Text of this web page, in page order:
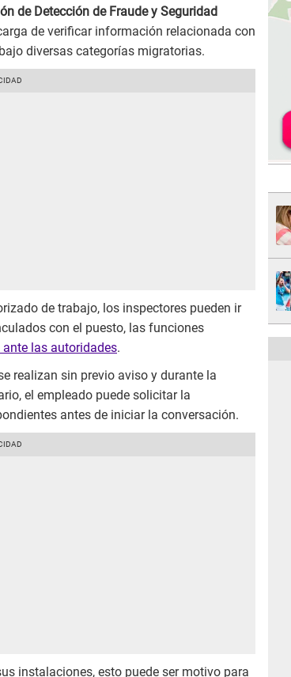
de Detección de Fraude y Seguridad
de verificar información relacionada con
diversas categorías migratorias.
de trabajo, los inspectores pueden ir
con el puesto, las funciones
las autoridades.
realizan sin previo aviso y durante la
el empleado puede solicitar la
antes de iniciar la conversación.
instalaciones, esto puede ser motivo para